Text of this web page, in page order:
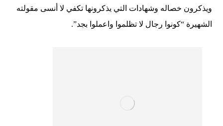
ويذكرون خصاله وشهادات التي يذكرونها تكفي لا أنسى مقولته
الشهيرة “كونوا رجال لا تظلموا واعملوا بجد”.